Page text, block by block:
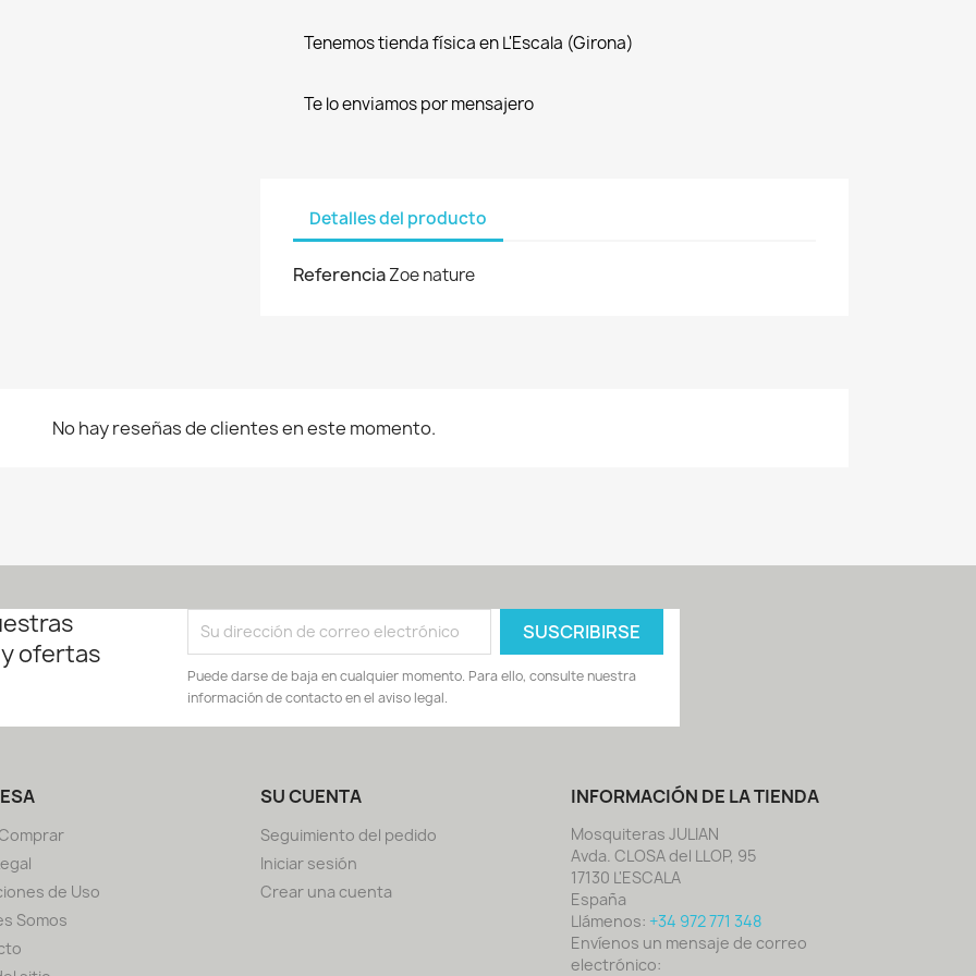
Tenemos tienda física en L'Escala (Girona)
Te lo enviamos por mensajero
Detalles del producto
ReferenciaZoe nature
No hay reseñas de clientes en este momento.
ofertas
Puede darse de baja en cualquier momento. Para ello, consulte nuestra
información de contacto en el aviso legal.
de Uso
Somos
SU CUENTA
Seguimiento del pedido
Iniciar sesión
Crear una cuenta
INFORMACIÓN DE LA TIENDA
Mosquiteras JULIAN
Avda. CLOSA del LLOP, 95
17130 L'ESCALA
España
Llámenos: +34 972 771 348
Envíenos un mensaje de correo
electrónico: